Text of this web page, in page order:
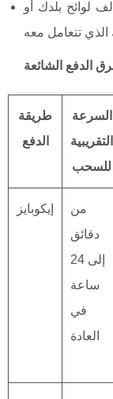
لوائح بلدك أو
الدفع الشائعة
طريقة
الدفع
السرعة
التقريبية
للسحب
إيكوبايز
من
دقائق
إلى 24
ساعة
في
العادة